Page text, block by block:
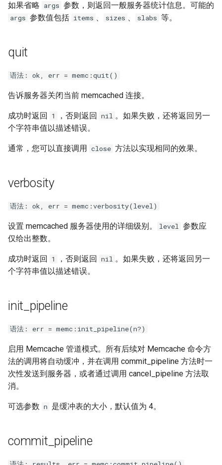
如果省略 args 参数，则返回一般服务器统计信息。可能的
args 参数值包括 items 、 sizes 、 slabs 等。
quit
语法: ok, err = memc:quit()
告诉服务器关闭当前 memcached 连接。
成功时返回 1 ，否则返回 nil 。如果失败，还将返回另一
个字符串值以描述错误。
通常，您可以直接调用 close 方法以实现相同的效果。
verbosity
语法: ok, err = memc:verbosity(level)
设置 memcached 服务器使用的详细级别。 level 参数应
仅给出整数。
成功时返回 1 ，否则返回 nil 。如果失败，还将返回另一
个字符串值以描述错误。
init_pipeline
语法: err = memc:init_pipeline(n?)
启用 Memcache 管道模式。所有后续对 Memcache 命令方
法的调用将自动缓冲，并在调用 commit_pipeline 方法时一
次性发送到服务器，或者通过调用 cancel_pipeline 方法取
消。
可选参数 n 是缓冲表的大小，默认值为 4。
commit_pipeline